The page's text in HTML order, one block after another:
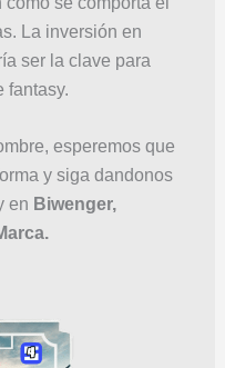
La inversión en
ser la clave para
fantasy.
esperemos que
y siga dandonos
en Biwenger,